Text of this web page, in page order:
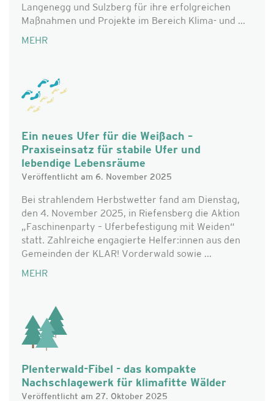
Langenegg und Sulzberg für ihre erfolgreichen
Maßnahmen und Projekte im Bereich Klima- und ...
MEHR
Ein neues Ufer für die Weißach –
Praxiseinsatz für stabile Ufer und
lebendige Lebensräume
Veröffentlicht am 6. November 2025
Bei strahlendem Herbstwetter fand am Dienstag,
den 4. November 2025, in Riefensberg die Aktion
„Faschinenparty – Uferbefestigung mit Weiden“
statt. Zahlreiche engagierte Helfer:innen aus den
Gemeinden der KLAR! Vorderwald sowie ...
MEHR
Plenterwald-Fibel - das kompakte
Nachschlagewerk für klimafitte Wälder
Veröffentlicht am 27. Oktober 2025